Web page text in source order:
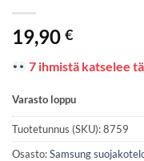
19,90 €
7 ihmistä katselee
Varasto loppu
Tuotetunnus (SKU):8759
Osasto:Samsung